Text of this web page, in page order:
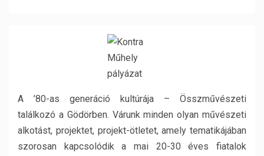
A ’80-as generáció kultúrája – Összművészeti
találkozó a Gödörben. Várunk minden olyan művészeti
alkotást, projektet, projekt-ötletet, amely tematikájában
szorosan kapcsolódik a mai 20-30 éves fiatalok